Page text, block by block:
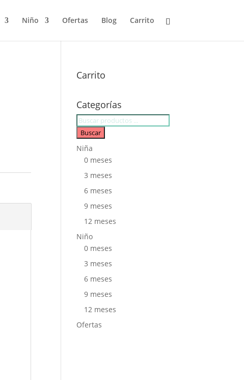
Niño Ofertas Blog Carrito
Carrito
Categorías
Búsqueda
de
productos
Buscar
Niña
0 meses
3 meses
6 meses
9 meses
12 meses
Niño
0 meses
3 meses
6 meses
9 meses
12 meses
Ofertas